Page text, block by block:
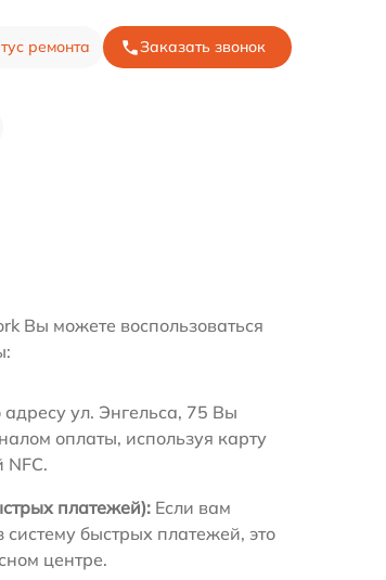
ремонта Заказать звонок
Вы можете воспользоваться
ул. Энгельса, 75 Вы
оплаты, используя карту
платежей): Если вам
быстрых платежей, это
центре.